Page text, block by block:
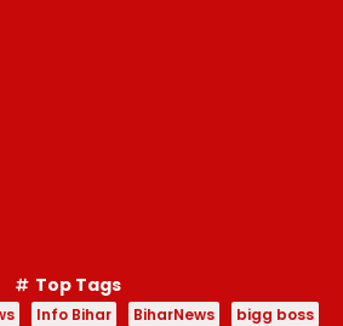
Top Tags
Info Bihar BiharNews
bigg boss